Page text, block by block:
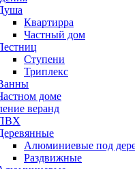
Квартирра
Частный дом
Ступени
Триплекс
доме
веранд
Алюминиевые под
Раздвижные